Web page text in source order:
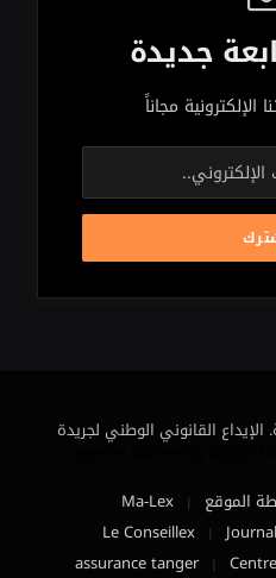
جديدة
مجاناً
الإيداع القانوني الوطني لجريدة
الموقع
Ma-Lex
Le Conseillex
assurance tanger